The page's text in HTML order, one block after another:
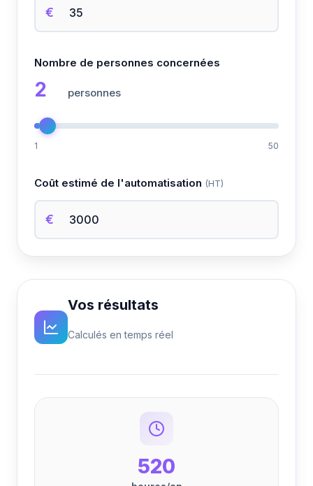
€
Nombre de personnes concernées
2 personnes
1 50
Coût estimé de l'automatisation (HT)
€
Vos résultats
Calculés en temps réel
520